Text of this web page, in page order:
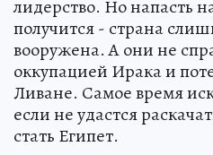
лидерство. Но напасть
получится - страна
вооружена. А они не
оккупацией Ирака и
Ливане. Самое время
если не удастся
стать Египет.